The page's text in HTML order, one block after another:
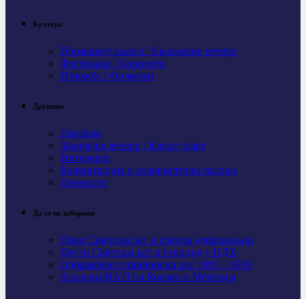
Култура
Промоције књига / Књижевне вечери
Фестивали / Концерти
Изложбе / Филмови
Друштво
Догађаји
Завичајне вечери / Крсне славе
Интервјуи
Колонизација и колонистичка насеља
Личности
Да се не заборави
Први Свјeтски рат и српски добровољци
Други Свјетски рат и геноцид у НДХ
Одбрамбено отаџбински рат 1991 – 1995
Агресија НАТО и Косово и Метохија